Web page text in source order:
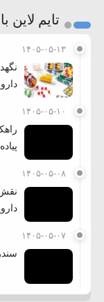
تایم
۱۴۰۵-۰۵-۱۳
۱۴۰۵-۰۵-۱۰
۱۴۰۵-۰۵-۰۸
نقش
۱۴۰۵-۰۵-۰۷